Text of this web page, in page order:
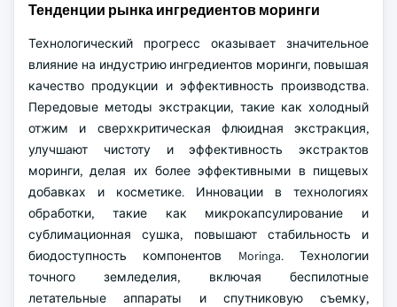
Тенденции рынка ингредиентов моринги
Технологический прогресс оказывает значительное
влияние на индустрию ингредиентов моринги, повышая
качество продукции и эффективность производства.
Передовые методы экстракции, такие как холодный
отжим и сверхкритическая флюидная экстракция,
улучшают чистоту и эффективность экстрактов
моринги, делая их более эффективными в пищевых
добавках и косметике. Инновации в технологиях
обработки, такие как микрокапсулирование и
сублимационная сушка, повышают стабильность и
биодоступность компонентов Moringa. Технологии
точного земледелия, включая беспилотные
летательные аппараты и спутниковую съемку,